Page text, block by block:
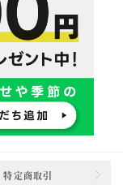
特定商取引